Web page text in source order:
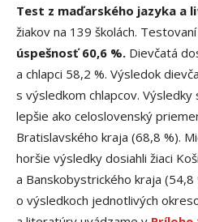
Test z maďarského jazyka a
žiakov na 139 školách.
úspešnosť 60,6 %. Dievčatá
a chlapci 58,2 %. Výsledok
s výsledkom chlapcov.
lepšie ako celoslovenský
Bratislavského kraja (68,8 %).
horšie výsledky dosiahli žiaci
a Banskobystrického kraja (54,8
o výsledkoch jednotlivých